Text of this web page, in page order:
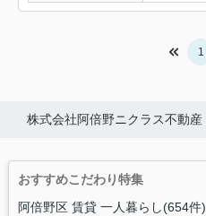
1
株式会社阿倍野ニクラス不動産
おすすめこだわり特集
阿倍野区 賃貸 一人暮らし(654件)